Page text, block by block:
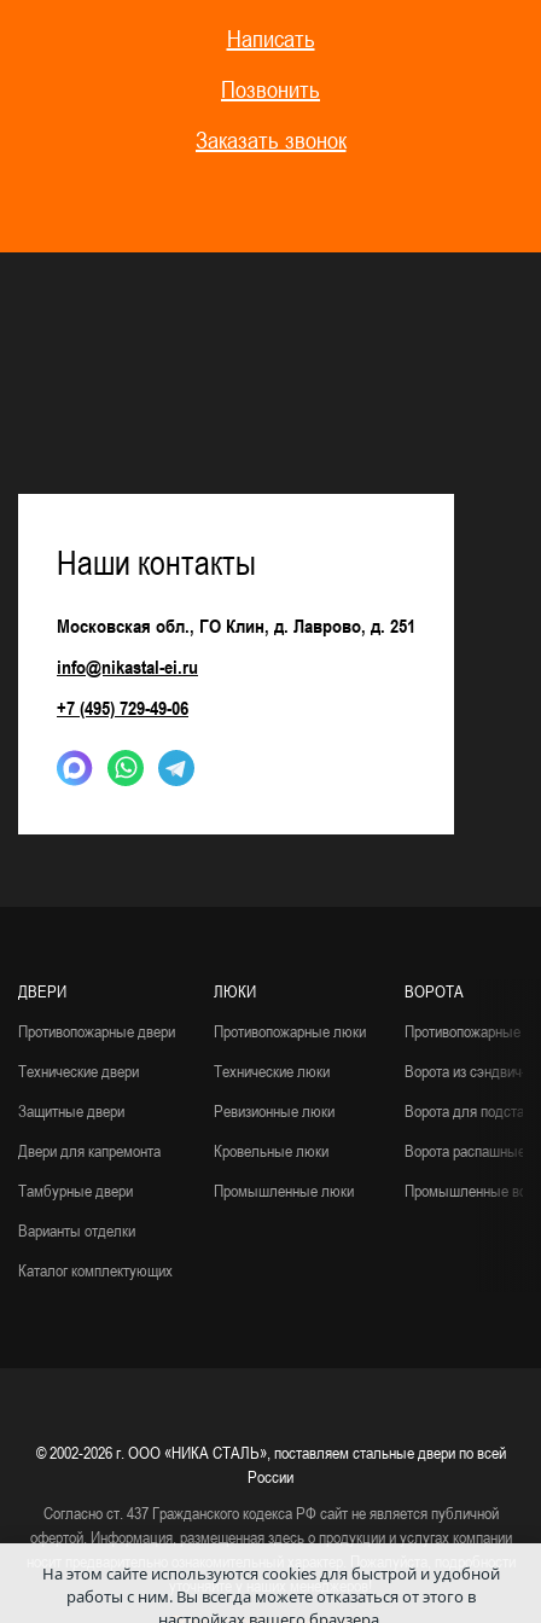
Написать
Позвонить
Заказать звонок
Наши контакты
Московская обл., ГО Клин, д. Лаврово, д. 251
info@nikastal-ei.ru
+7 (495) 729-49-06
ДВЕРИ
Противопожарные двери
Технические двери
Защитные двери
Двери для капремонта
Тамбурные двери
Варианты отделки
Каталог комплектующих
ЛЮКИ
Противопожарные люки
Технические люки
Ревизионные люки
Кровельные люки
Промышленные люки
ВОРОТА
Противопожарные
Ворота из сэндвич-
Ворота для
Ворота распашные
Промышленные
© 2002-2026 г.ООО «НИКА СТАЛЬ», поставляем стальные двери по всей
России
Согласно ст. 437 Гражданского кодекса РФ сайт не является публичной
офертой. Информация, размещенная здесь о продукции и услугах компании
носит предварительно ознакомительный характер. Пожалуйста, подробности
уточняйте у наших менеджеров!
На этом сайте используются cookies для быстрой и удобной
работы с ним. Вы всегда можете отказаться от этого в